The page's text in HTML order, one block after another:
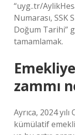
“uyg..tr/
Numarası, SSK
Doğum Tarihi”
tamamlamak.
zammı
Ayrıca, 2024
kümülatif